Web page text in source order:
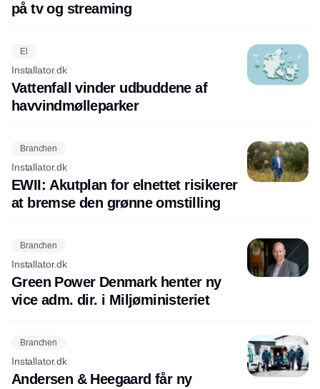
på tv og streaming
El
Installator.dk
Vattenfall vinder udbuddene af
havvindmølleparker
Branchen
Installator.dk
EWII: Akutplan for elnettet risikerer
at bremse den grønne omstilling
Branchen
Installator.dk
Green Power Denmark henter ny
vice adm. dir. i Miljøministeriet
Branchen
Installator.dk
Andersen & Heegaard får ny